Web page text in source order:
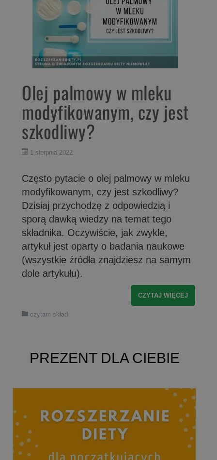
Olej palmowy w mleku
modyfikowanym, czy jest
szkodliwy?
1 sierpnia 2022
Często pytacie o olej palmowy w mleku
modyfikowanym, czy jest szkodliwy?
Dzisiaj przychodzę z odpowiedzią i
sporą dawką wiedzy na temat tego
składnika. Oczywiście, jak zwykle,
artykuł jest oparty o badania naukowe
(wszystkie źródła znajdziesz na samym
dole artykułu).
CZYTAJ WIĘCEJ
czytam skład
PREZENT DLA CIEBIE